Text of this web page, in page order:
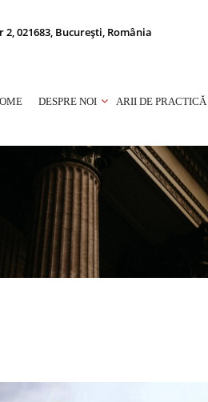
021683, București, România
DESPRE NOI ARII DE PRACTICĂ